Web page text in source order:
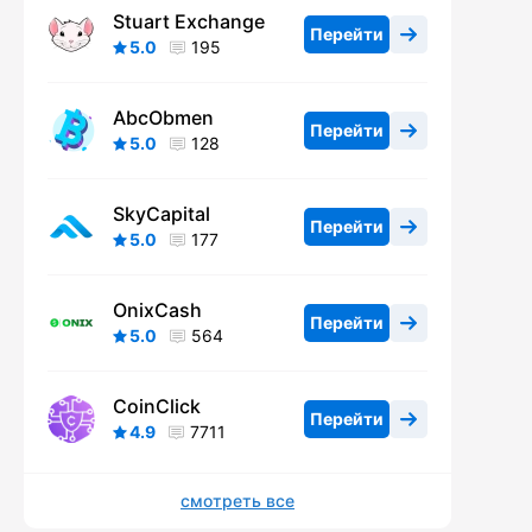
Stuart Exchange
5.0 195
Перейти
AbcObmen
5.0 128
Перейти
SkyCapital
5.0 177
Перейти
OnixCash
5.0 564
Перейти
CoinClick
4.9 7711
Перейти
смотреть все